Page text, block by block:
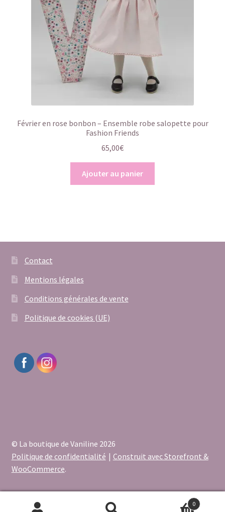
Février en rose bonbon – Ensemble robe salopette pour
Fashion Friends
65,00€
Ajouter au panier
Contact
Mentions légales
Conditions générales de vente
Politique de cookies (UE)
© La boutique de Vaniline 2026
Politique de confidentialité
Construit avec Storefront &
WooCommerce.
0